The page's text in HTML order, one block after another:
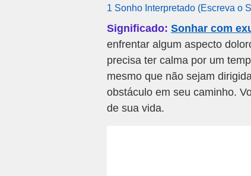
1 Sonho Interpretado (Escreva o
Significado: Sonhar com
enfrentar algum aspecto
precisa ter calma por um
mesmo que não sejam
obstáculo em seu caminho.
de sua vida.